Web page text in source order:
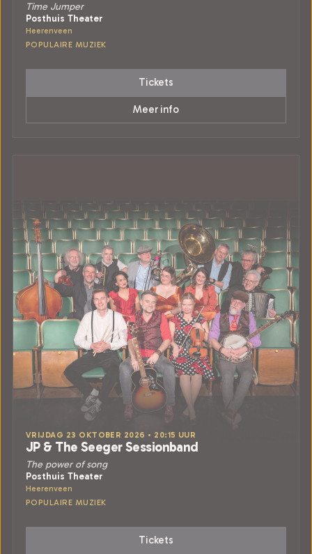
Time Jumper
Posthuis Theater
Heerenveen
POPULAIRE MUZIEK
Tickets
Meer info
VRIJDAG 23 OKTOBER 2026 • 20:15 UUR
JP & The Seeger Sessionband
The power of song
Posthuis Theater
Heerenveen
POPULAIRE MUZIEK
Tickets